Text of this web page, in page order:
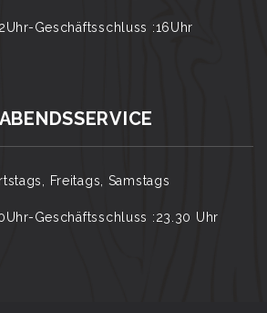
Geschäftsschluss :16Uhr
ABENDSSERVICE
Freitags, Samstags
Geschäftsschluss :23.30 Uhr